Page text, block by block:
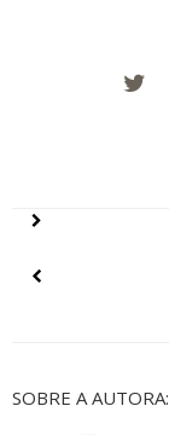
SOBRE A AUTORA: